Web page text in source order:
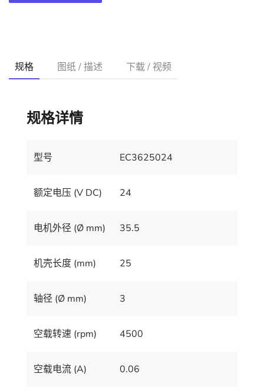
规格 图纸 / 描述 下载 / 视频
规格详情
型号 EC3625024
额定电压 (V DC) 24
电机外径 (Ø mm) 35.5
机壳长度 (mm) 25
轴径 (Ø mm) 3
空载转速 (rpm) 4500
空载电流 (A) 0.06